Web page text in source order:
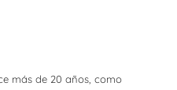
más de 20 años, como